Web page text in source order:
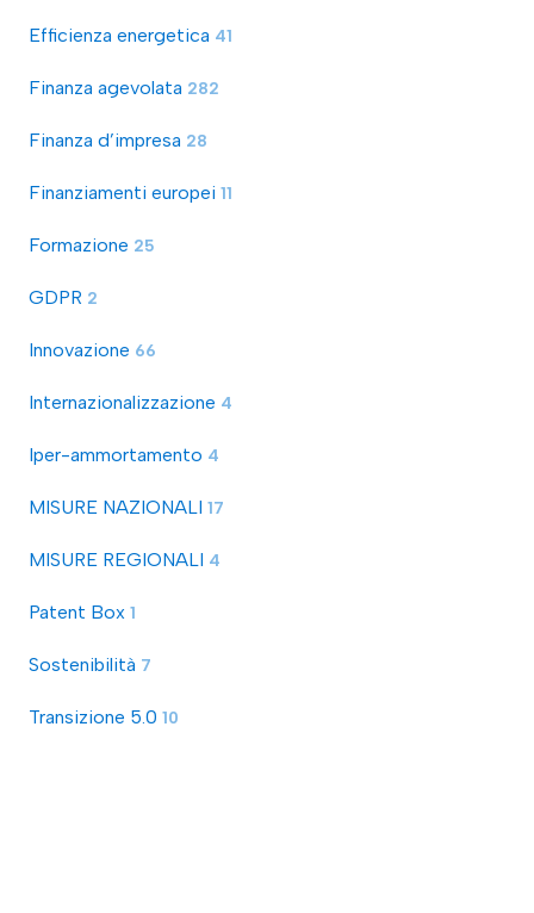
Efficienza energetica 41
Finanza agevolata 282
Finanza d’impresa 28
Finanziamenti europei 11
Formazione 25
GDPR 2
Innovazione 66
Internazionalizzazione 4
Iper-ammortamento 4
MISURE NAZIONALI 17
MISURE REGIONALI 4
Patent Box 1
Sostenibilità 7
Transizione 5.0 10